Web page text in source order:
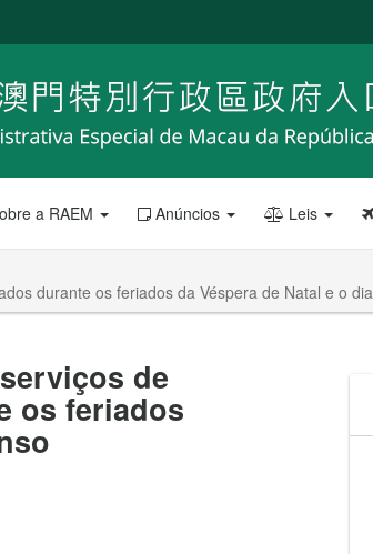
a RAEM Anúncios Leis
durante os feriados da Véspera de Natal e o
de
os feriados